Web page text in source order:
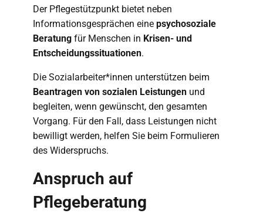
Der Pflegestützpunkt bietet neben
Informationsgesprächen eine psychosoziale
Beratung für Menschen in Krisen- und
Entscheidungssituationen.
Die Sozialarbeiter*innen unterstützen beim
Beantragen von sozialen Leistungen und
begleiten, wenn gewünscht, den gesamten
Vorgang. Für den Fall, dass Leistungen nicht
bewilligt werden, helfen Sie beim Formulieren
des Widerspruchs.
Anspruch auf
Pflegeberatung